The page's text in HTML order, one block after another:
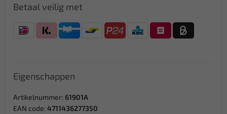
Betaal veilig met
Eigenschappen
Artikelnummer: 61901A
EAN code: 4711436277350